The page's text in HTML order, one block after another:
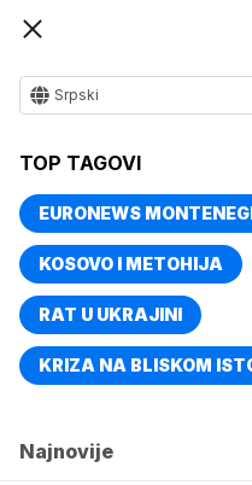
Srpski
TOP TAGOVI
EURONEWS
KOSOVO I METOHIJA
RAT U UKRAJINI
KRIZA NA BLISKOM
Najnovije
Uslovi
Pristupajući sajtu
news channels
Korišćenjem bilo
Svi sadržaji